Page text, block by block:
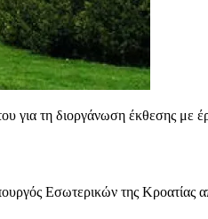
για τη διοργάνωση έκθεσης με
Εσωτερικών της Κροατίας